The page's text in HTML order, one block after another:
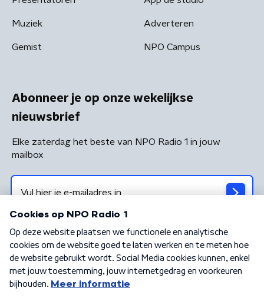
Muziek
Gemist
Adverteren
NPO Campus
Abonneer je op onze wekelijkse
nieuwsbrief
Elke zaterdag het beste van NPO Radio 1 in jouw
mailbox
Algemene voorwaarden